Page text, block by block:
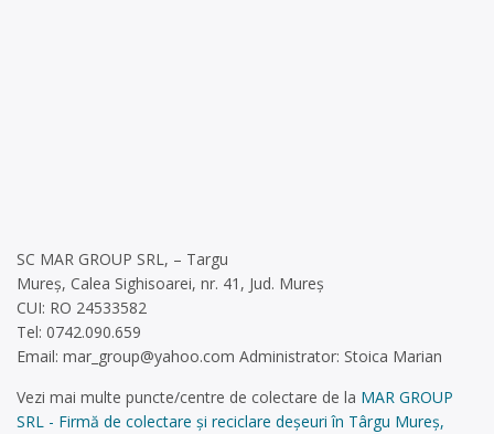
SC MAR GROUP SRL, – Targu
Mureș, Calea Sighisoarei, nr. 41, Jud. Mureș
CUI: RO 24533582
Tel: 0742.090.659
Email: mar_group@yahoo.com Administrator: Stoica Marian
Vezi mai multe puncte/centre de colectare de la MAR GROUP
SRL - Firmă de colectare și reciclare deșeuri în Târgu Mureș,